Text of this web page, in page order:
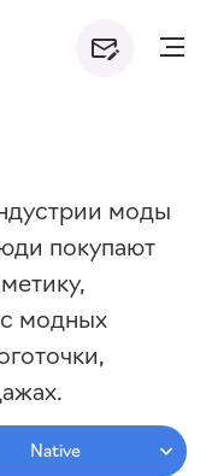
моды
покупают
модных
Native